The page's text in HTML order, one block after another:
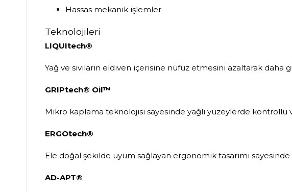
Hassas mekanik işlemler
Teknolojileri
LIQUItech®
Yağ ve sıvıların eldiven içerisine nüfuz etmesini azaltarak daha
GRIPtech® Oil™
Mikro kaplama teknolojisi sayesinde yağlı yüzeylerde kontrollü
ERGOtech®
Ele doğal şekilde uyum sağlayan ergonomik tasarımı
AD-APT®